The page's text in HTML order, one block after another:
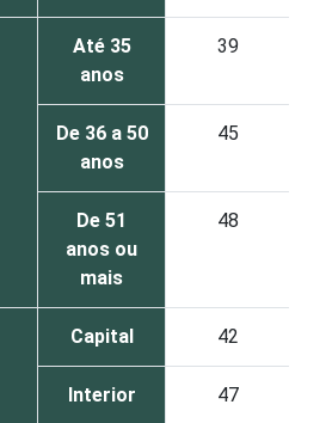
Até 35
anos
39
De 36 a 50
anos
45
De 51
anos ou
mais
48
Capital 42
Interior 47